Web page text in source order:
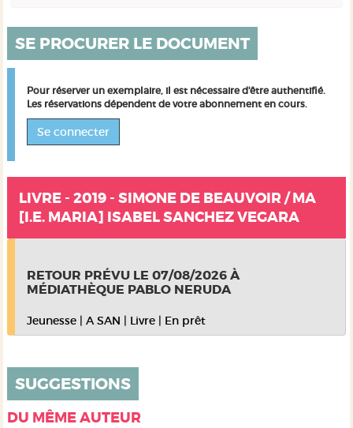
SE PROCURER LE DOCUMENT
Pour réserver un exemplaire, il est nécessaire d'être authentifié.
Les réservations dépendent de votre abonnement en cours.
Se connecter
LIVRE - 2019 - SIMONE DE BEAUVOIR / MA
[I.E. MARIA] ISABEL SANCHEZ VEGARA
RETOUR PRÉVU LE 07/08/2026À
MÉDIATHÈQUE PABLO NERUDA
Jeunesse | A SAN | Livre | En prêt
SUGGESTIONS
DU MÊME AUTEUR